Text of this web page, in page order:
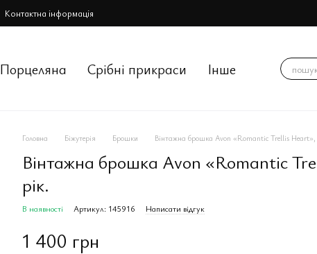
Контактна інформація
Порцеляна Срiбнi прикраси Інше
Головна Біжутерія Брошки Вінтажна брошка Avon «Romantic Trellis Heart»,
Вінтажна брошка Avon «Romantic
рік.
В наявності Артикул: 145916 Написати відгук
1 400 грн